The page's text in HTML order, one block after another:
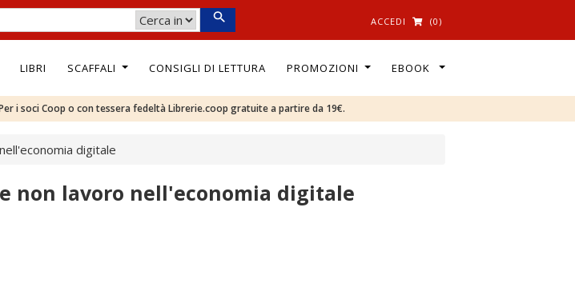
ACCEDI (0)
LIBRI SCAFFALI CONSIGLI DI LETTURA PROMOZIONI EBOOK
i soci Coop o con tessera fedeltà Librerie.coop gratuite a partire da 19€.
digitale
non lavoro nell'economia digitale